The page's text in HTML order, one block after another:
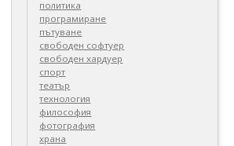
политика
програмиране
пътуване
свободен софтуер
свободен хардуер
спорт
театър
технология
философия
фотография
храна